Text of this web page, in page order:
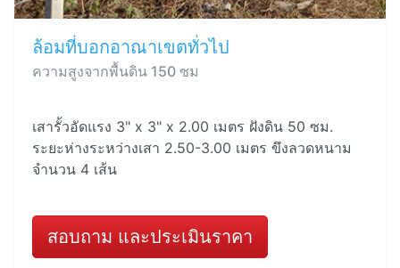
ล้อมที่บอกอาณาเขตทั่วไป
ความสูงจากพื้นดิน 150 ซม
เสารั้วอัดแรง 3" x 3" x 2.00 เมตร ฝังดิน 50 ซม.
ระยะห่างระหว่างเสา 2.50-3.00 เมตร ขึงลวดหนาม
จำนวน 4 เส้น
สอบถาม และประเมินราคา